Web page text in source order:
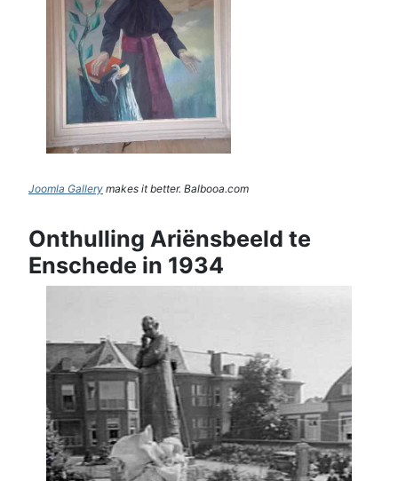
Joomla Gallery makes it better. Balbooa.com
Onthulling Ariënsbeeld te
Enschede in 1934